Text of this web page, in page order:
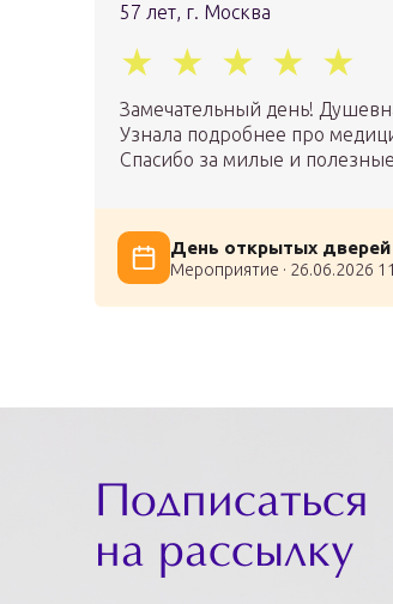
57 лет, г. Москва
Замечательный день!
Узнала подробнее про
Спасибо за милые и
День открытых
Мероприятие · 26.06.2026
Подписаться
на рассылку